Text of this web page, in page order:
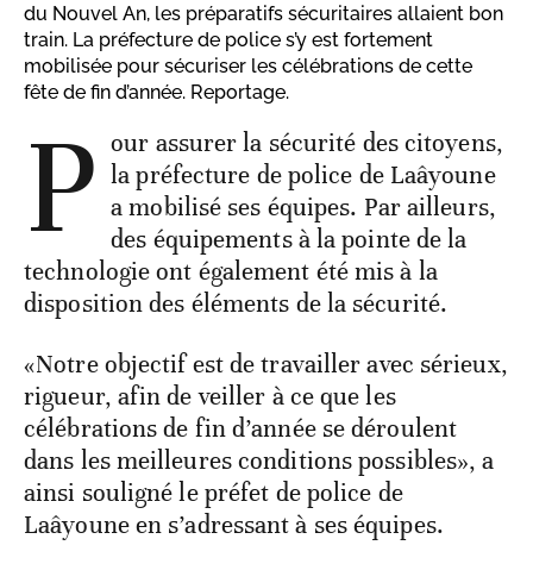
du Nouvel An, les préparatifs sécuritaires allaient bon
train. La préfecture de police s’y est fortement
mobilisée pour sécuriser les célébrations de cette
fête de fin d’année. Reportage.
P our assurer la sécurité des citoyens,
la préfecture de police de Laâyoune
a mobilisé ses équipes. Par ailleurs,
des équipements à la pointe de la
technologie ont également été mis à la
disposition des éléments de la sécurité.
«Notre objectif est de travailler avec sérieux,
rigueur, afin de veiller à ce que les
célébrations de fin d’année se déroulent
dans les meilleures conditions possibles», a
ainsi souligné le préfet de police de
Laâyoune en s’adressant à ses équipes.